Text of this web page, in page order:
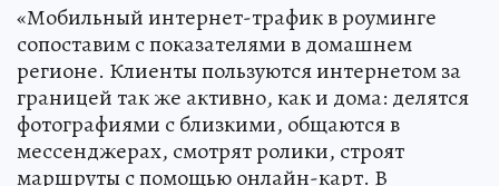
«Мобильный интернет-трафик в роуминге
сопоставим с показателями в домашнем
регионе. Клиенты пользуются интернетом за
границей так же активно, как и дома: делятся
фотографиями с близкими, общаются в
мессенджерах, смотрят ролики, строят
маршруты с помощью онлайн-карт. В